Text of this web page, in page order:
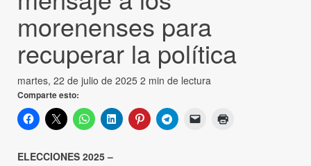
morenenses para
recuperar la política
martes, 22 de julio de 2025 2 min de lectura
Comparte esto:
ELECCIONES 2025 –